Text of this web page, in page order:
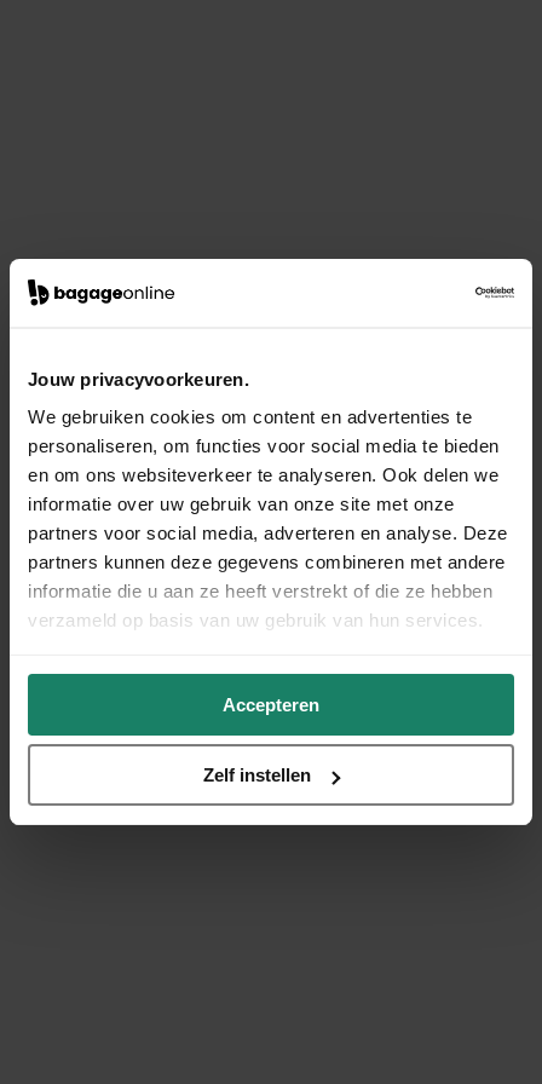
Jouw privacyvoorkeuren.
We gebruiken cookies om content en advertenties te
personaliseren, om functies voor social media te bieden
en om ons websiteverkeer te analyseren. Ook delen we
informatie over uw gebruik van onze site met onze
partners voor social media, adverteren en analyse. Deze
partners kunnen deze gegevens combineren met andere
informatie die u aan ze heeft verstrekt of die ze hebben
verzameld op basis van uw gebruik van hun services.
Accepteren
Zelf instellen